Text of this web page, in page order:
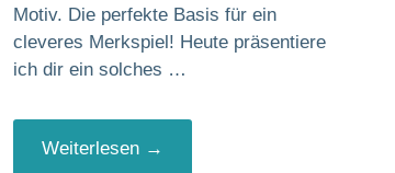
Motiv. Die perfekte Basis für ein
cleveres Merkspiel! Heute präsentiere
ich dir ein solches …
Weiterlesen →